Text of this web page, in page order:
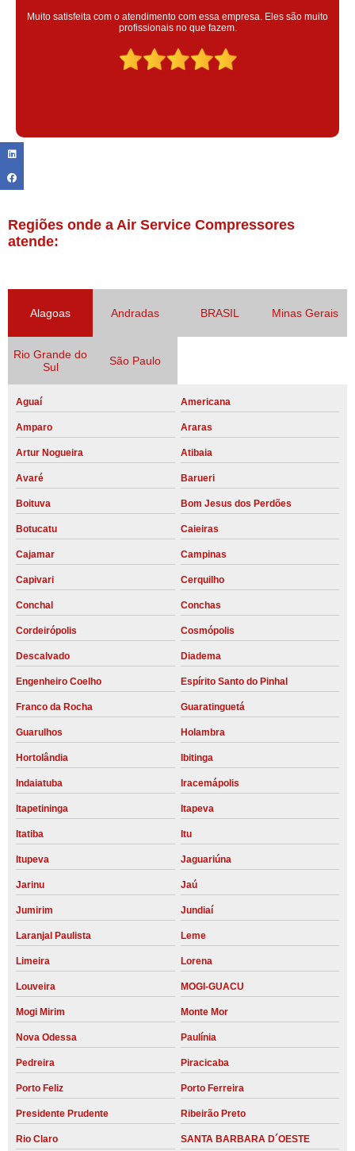
Super satisfeita com o serviço prestado, atendimento muito bom!
colaoradores educado e transparente, destaque para o colaborador
Claudinei excelente profissional!
Regiões onde a Air Service Compressores
atende:
Alagoas Andradas BRASIL Minas Gerais
Rio Grande do
Sul
São Paulo
Aguaí Americana
Amparo Araras
Artur Nogueira Atibaia
Avaré Barueri
Boituva Bom Jesus dos Perdões
Botucatu Caieiras
Cajamar Campinas
Capivari Cerquilho
Conchal Conchas
Cordeirópolis Cosmópolis
Descalvado Diadema
Engenheiro Coelho Espírito Santo do Pinhal
Franco da Rocha Guaratinguetá
Guarulhos Holambra
Hortolândia Ibitinga
Indaiatuba Iracemápolis
Itapetininga Itapeva
Itatiba Itu
Itupeva Jaguariúna
Jarinu Jaú
Jumirim Jundiaí
Laranjal Paulista Leme
Limeira Lorena
Louveira MOGI-GUACU
Mogi Mirim Monte Mor
Nova Odessa Paulínia
Pedreira Piracicaba
Porto Feliz Porto Ferreira
Presidente Prudente Ribeirão Preto
Rio Claro SANTA BARBARA D´OESTE